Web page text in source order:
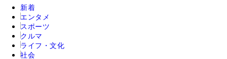
新着
エンタメ
スポーツ
クルマ
ライフ・文化
社会